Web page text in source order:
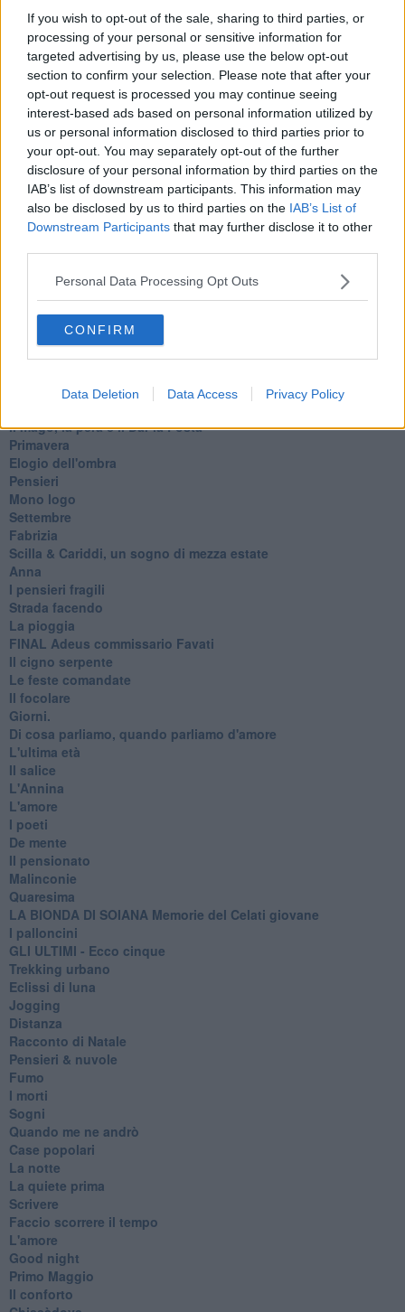
If you wish to opt-out of the sale, sharing to third parties, or
processing of your personal or sensitive information for
targeted advertising by us, please use the below opt-out
section to confirm your selection. Please note that after your
opt-out request is processed you may continue seeing
interest-based ads based on personal information utilized by
us or personal information disclosed to third parties prior to
your opt-out. You may separately opt-out of the further
disclosure of your personal information by third parties on the
IAB’s list of downstream participants. This information may
also be disclosed by us to third parties on the IAB’s List of
Downstream Participants that may further disclose it to other
Personal Data Processing Opt Outs
CONFIRM
Data Deletion Data Access Privacy Policy
Estate
Il lago
Il diluvio
La classe
Pensieri incoerenti
Dal balcone
Insomnia
Il guardiano
Lo sgombero
Erodoto e Tucidide
Il padre della storia
Pensieri brevi
L'evoluzione della specie
L'Oscuro
Generazioni
Cristobal
Il paese dei balocchi
Il mago, la pera e il Bar la Posta
Primavera
Elogio dell'ombra
Pensieri
Mono logo
Settembre
Fabrizia
​Scilla & Cariddi, un sogno di mezza estate
Anna
I pensieri fragili
Strada facendo
La pioggia
FINAL Adeus commissario Favati
Il cigno serpente
Le feste comandate
Il focolare
Giorni.
Di cosa parliamo, quando parliamo d'amore
L'ultima età
Il salice
L'Annina
L'amore
I poeti
De mente
Il pensionato
Malinconie
Quaresima
LA BIONDA DI SOIANA Memorie del Celati giovane
I palloncini
GLI ULTIMI - Ecco cinque
Trekking urbano
Eclissi di luna
Jogging
Distanza
Racconto di Natale
Pensieri & nuvole
Fumo
I morti
Sogni
Quando me ne andrò
Case popolari
La notte
La quiete prima
Scrivere
Faccio scorrere il tempo
L'amore
Good night
Primo Maggio
Il conforto